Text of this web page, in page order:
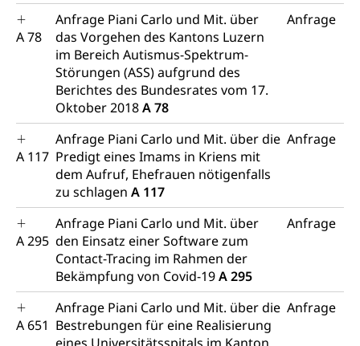
A 78
Anfrage Piani Carlo und Mit. über
das Vorgehen des Kantons Luzern
im Bereich Autismus-Spektrum-
Störungen (ASS) aufgrund des
Berichtes des Bundesrates vom 17.
Oktober 2018A 78
Anfrage
A 117
Anfrage Piani Carlo und Mit. über die
Predigt eines Imams in Kriens mit
dem Aufruf, Ehefrauen nötigenfalls
zu schlagen A 117
Anfrage
A 295
Anfrage Piani Carlo und Mit. über
den Einsatz einer Software zum
Contact-Tracing im Rahmen der
Bekämpfung von Covid-19A 295
Anfrage
A 651
Anfrage Piani Carlo und Mit. über die
Bestrebungen für eine Realisierung
Anfrage
Bundesamt für Zivildienst ZIVI
Erwerbsausfallentschädigung (WAS Luzern)
Zivilschutz
Schutzdienstpflicht, Schutzraum,
Schutzraumbaupflicht
Zivilschutz
Staat und Recht
Gleichstellung von Frau und Mann
Diskriminierung, Gleichstellungsbüro, Mobbing
Gleichstellung aller Geschlechter und
Lebensformen
Gleichstellung Menschen mit
Behinderungen
Schlichtungsbehörde Gleichstellung
Zivilverfahren
Zivilrecht, Zivilrechtspflege, Gerichtsverfahren
Bezirksgerichte: Aufgaben und Verfahren
Kosten im Zivilprozess
Betreibung und Konkurs
Bankrott, Schulden, Zahlungsunfähigkeit, Pfändung